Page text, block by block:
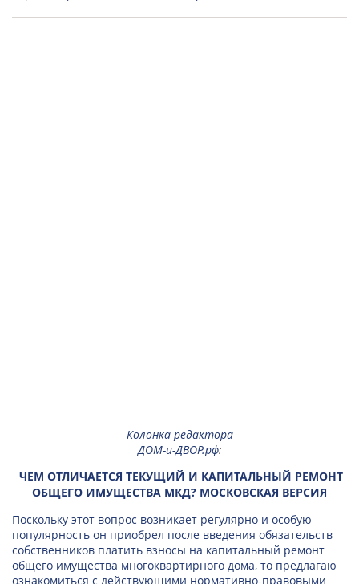
Колонка редактора
ДОМ-и-ДВОР.рф:
ЧЕМ ОТЛИЧАЕТСЯ ТЕКУЩИЙ И КАПИТАЛЬНЫЙ РЕМОНТ
ОБЩЕГО ИМУЩЕСТВА МКД? МОСКОВСКАЯ ВЕРСИЯ
Поскольку этот вопрос возникает регулярно и особую
популярность он приобрел после введения обязательств
собственников платить взносы на капитальный ремонт
общего имущества многоквартирного дома, то предлагаю
ознакомиться с действующими нормативно-правовыми